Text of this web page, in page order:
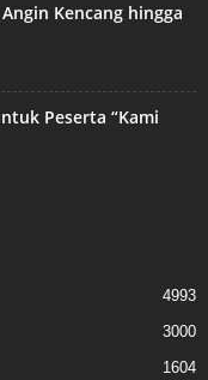
Kencang hingga
Peserta “Kami
4993
3000
1604